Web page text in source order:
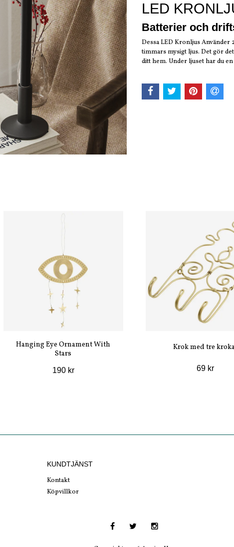
LED
Batterier och
Dessa LED Kronljus Använder
timmars mysigt ljus. Det gör
ditt hem. Under ljuset har du
Hanging Eye Ornament With
Stars
190 kr
Krok med tre
69 kr
KUNDTJÄNST
Kontakt
Köpvillkor